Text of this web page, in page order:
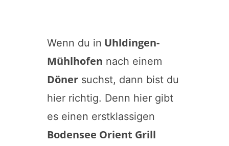
Wenn du in Uhldingen-
Mühlhofen nach einem
Dönersuchst, dann bist du
hier richtig. Denn hier gibt
es einen erstklassigen
Bodensee Orient Grill